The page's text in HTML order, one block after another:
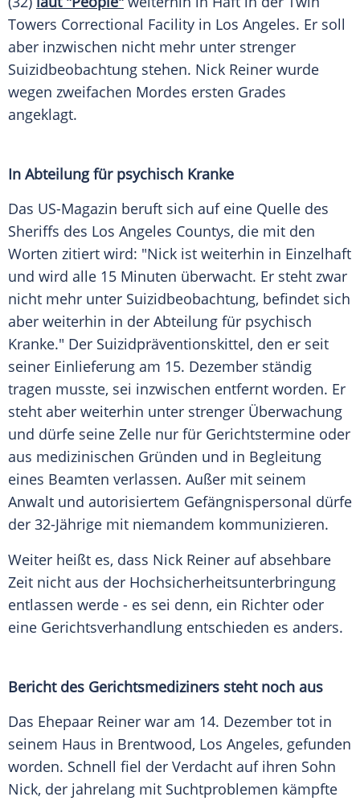
Towers Correctional Facility in Los Angeles. Er soll
aber inzwischen nicht mehr unter strenger
Suizidbeobachtung stehen. Nick Reiner wurde
wegen zweifachen Mordes ersten Grades
angeklagt.
In Abteilung für psychisch Kranke
Das US-Magazin beruft sich auf eine Quelle des
Sheriffs des Los Angeles Countys, die mit den
Worten zitiert wird: "Nick ist weiterhin in Einzelhaft
und wird alle 15 Minuten überwacht. Er steht zwar
nicht mehr unter Suizidbeobachtung, befindet sich
aber weiterhin in der Abteilung für psychisch
Kranke." Der Suizidpräventionskittel, den er seit
seiner Einlieferung am 15. Dezember ständig
tragen musste, sei inzwischen entfernt worden. Er
steht aber weiterhin unter strenger Überwachung
und dürfe seine Zelle nur für Gerichtstermine oder
aus medizinischen Gründen und in Begleitung
eines Beamten verlassen. Außer mit seinem
Anwalt und autorisiertem Gefängnispersonal dürfe
der 32-Jährige mit niemandem kommunizieren.
Weiter heißt es, dass Nick Reiner auf absehbare
Zeit nicht aus der Hochsicherheitsunterbringung
entlassen werde - es sei denn, ein Richter oder
eine Gerichtsverhandlung entschieden es anders.
Bericht des Gerichtsmediziners steht noch aus
Das Ehepaar Reiner war am 14. Dezember tot in
seinem Haus in Brentwood, Los Angeles, gefunden
worden. Schnell fiel der Verdacht auf ihren Sohn
Nick, der jahrelang mit Suchtproblemen kämpfte